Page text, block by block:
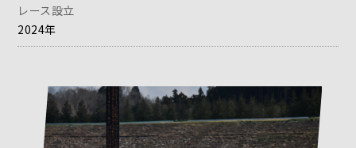
レース設立
2024年